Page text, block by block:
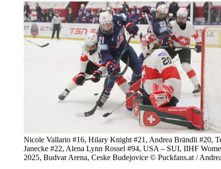
Nicole Vallario #16, Hilary Knight #21, Andrea Brändli #20,
Janecke #22, Alena Lynn Rossel #94, USA – SUI, IIHF
2025, Budvar Arena, Ceske Budejovice © Puckfans.at /